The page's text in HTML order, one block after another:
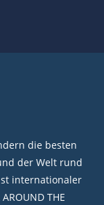
die besten
der Welt rund
internationaler
THE